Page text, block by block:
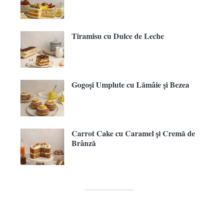
Tiramisu cu Dulce de Leche
Gogoși Umplute cu Lămâie și Bezea
Carrot Cake cu Caramel și Cremă de
Brânză